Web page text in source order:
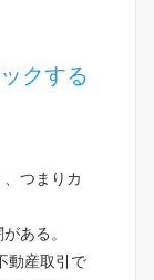
クする
、つまりカ
ある。
動産取引で